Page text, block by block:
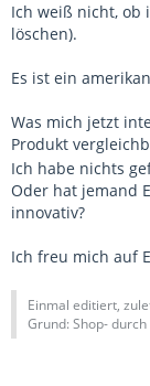
Ich weiß nicht, ob
löschen).
Es ist ein
Was mich jetzt
Produkt
Ich habe nichts
Oder hat jemand
innovativ?
Ich freu mich auf
Einmal editiert,
Grund: Shop-